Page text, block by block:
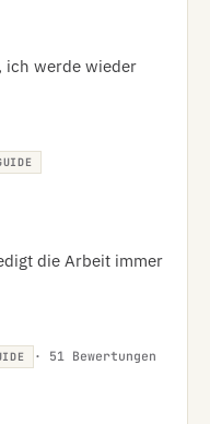
ich werde wieder
die Arbeit immer
· 51 Bewertungen